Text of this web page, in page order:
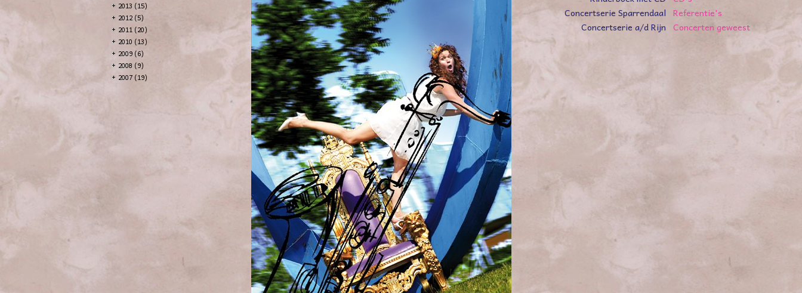
Referentie's
Concerten geweest
Concertserie Sparrendaal
Concertserie a/d Rijn
+ 2013 (15)
+ 2012 (5)
+ 2011 (20)
+ 2010 (13)
+ 2009 (6)
+ 2008 (9)
+ 2007 (19)